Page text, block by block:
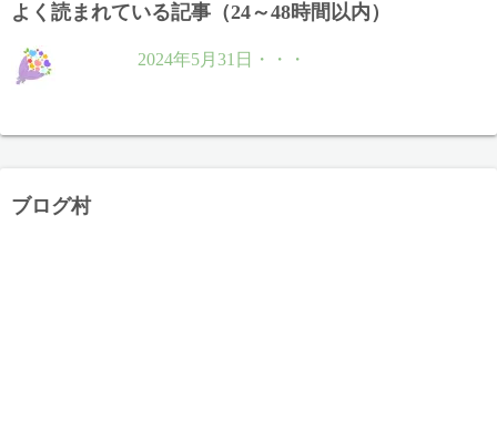
よく読まれている記事（24～48時間以内）
2024年5月31日・・・
ブログ村